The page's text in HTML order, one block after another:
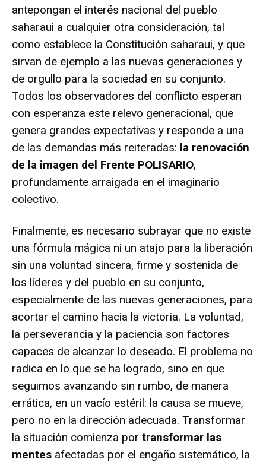
antepongan el interés nacional del pueblo
saharaui a cualquier otra consideración, tal
como establece la Constitución saharaui, y que
sirvan de ejemplo a las nuevas generaciones y
de orgullo para la sociedad en su conjunto.
Todos los observadores del conflicto esperan
con esperanza este relevo generacional, que
genera grandes expectativas y responde a una
de las demandas más reiteradas: la renovación
de la imagen del Frente POLISARIO,
profundamente arraigada en el imaginario
colectivo.
Finalmente, es necesario subrayar que no existe
una fórmula mágica ni un atajo para la liberación
sin una voluntad sincera, firme y sostenida de
los líderes y del pueblo en su conjunto,
especialmente de las nuevas generaciones, para
acortar el camino hacia la victoria. La voluntad,
la perseverancia y la paciencia son factores
capaces de alcanzar lo deseado. El problema no
radica en lo que se ha logrado, sino en que
seguimos avanzando sin rumbo, de manera
errática, en un vacío estéril: la causa se mueve,
pero no en la dirección adecuada. Transformar
la situación comienza por transformar las
mentes afectadas por el engaño sistemático, la